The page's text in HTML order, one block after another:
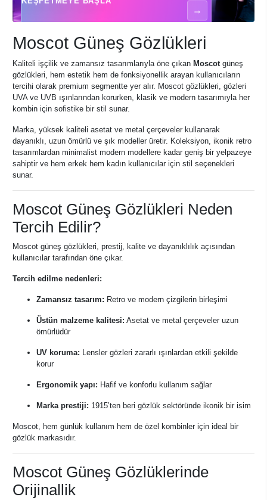
→
Moscot Güneş Gözlükleri
Kaliteli işçilik ve zamansız tasarımlarıyla öne çıkan Moscot güneş
gözlükleri, hem estetik hem de fonksiyonellik arayan kullanıcıların
tercihi olarak premium segmentte yer alır. Moscot gözlükleri, gözleri
UVA ve UVB ışınlarından korurken, klasik ve modern tasarımıyla her
kombin için sofistike bir stil sunar.
Marka, yüksek kaliteli asetat ve metal çerçeveler kullanarak
dayanıklı, uzun ömürlü ve şık modeller üretir. Koleksiyon, ikonik retro
tasarımlardan minimalist modern modellere kadar geniş bir yelpazeye
sahiptir ve hem erkek hem kadın kullanıcılar için stil seçenekleri
sunar.
Moscot Güneş Gözlükleri Neden
Tercih Edilir?
Moscot güneş gözlükleri, prestij, kalite ve dayanıklılık açısından
kullanıcılar tarafından öne çıkar.
Tercih edilme nedenleri:
Zamansız tasarım: Retro ve modern çizgilerin birleşimi
Üstün malzeme kalitesi: Asetat ve metal çerçeveler uzun
ömürlüdür
UV koruma: Lensler gözleri zararlı ışınlardan etkili şekilde
korur
Ergonomik yapı: Hafif ve konforlu kullanım sağlar
Marka prestiji: 1915’ten beri gözlük sektöründe ikonik bir isim
Moscot, hem günlük kullanım hem de özel kombinler için ideal bir
gözlük markasıdır.
Moscot Güneş Gözlüklerinde
Orijinallik